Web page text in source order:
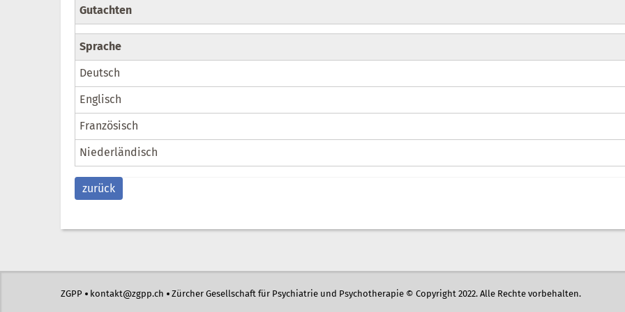
Gutachten
Sprache
Deutsch
Englisch
Französisch
Niederländisch
zurück
ZGPP kontakt@zgpp.ch Zürcher Gesellschaft für Psychiatrie und Psychotherapie © Copyright 2022. Alle Rechte vorbehalten.